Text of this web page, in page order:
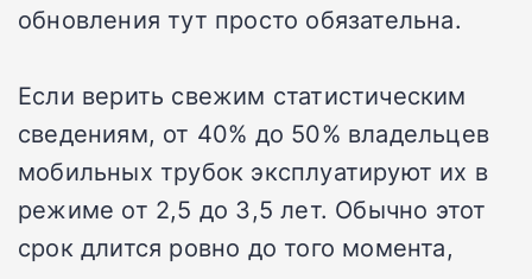
обновления тут просто обязательна.
Если верить свежим статистическим
сведениям, от 40% до 50% владельцев
мобильных трубок эксплуатируют их в
режиме от 2,5 до 3,5 лет. Обычно этот
срок длится ровно до того момента,